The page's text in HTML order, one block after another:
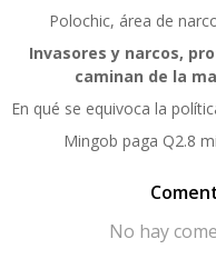
Polochic, área de
Invasores y narcos,
caminan de la
En qué se equivoca la
Mingob paga Q2.8
No hay